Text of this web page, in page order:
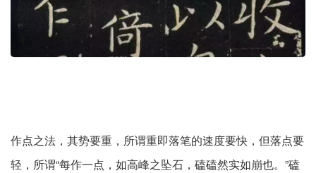
作点之法，其势要重，所谓重即落笔的速度要快，但落点要
轻，所谓“每作一点，如高峰之坠石，磕磕然实如崩也。”磕